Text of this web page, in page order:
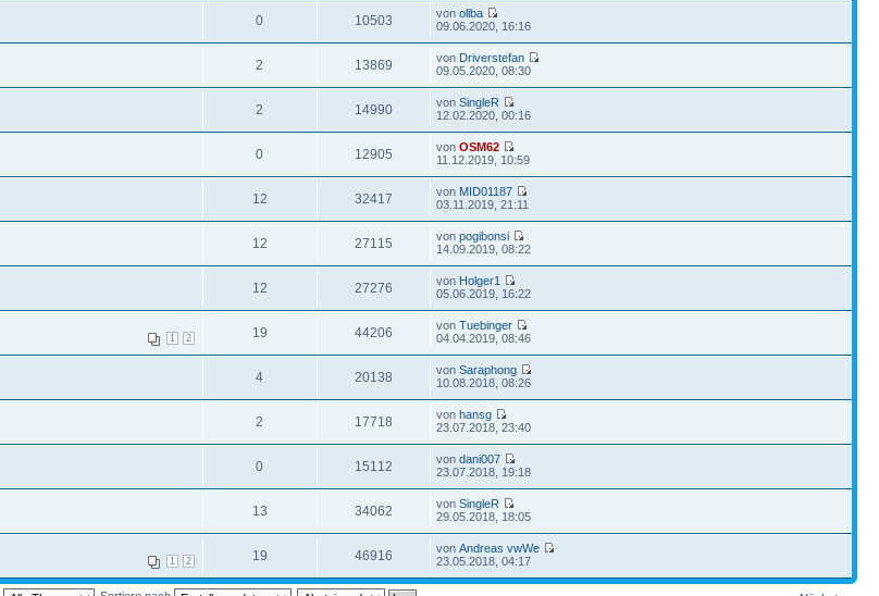
0 10503 vonoliba
09.06.2020, 16:16
2 13869 von Driverstefan
09.05.2020, 08:30
2 14990 vonSingleR
12.02.2020, 00:16
0 12905 vonOSM62
11.12.2019, 10:59
12 32417 von MID01187
03.11.2019, 21:11
12 27115 vonpogibonsi
14.09.2019, 08:22
12 27276 von Holger1
05.06.2019, 16:22
1 2 19 44206 vonTuebinger
04.04.2019, 08:46
4 20138 vonSaraphong
10.08.2018, 08:26
2 17718 vonhansg
23.07.2018, 23:40
0 15112 vondani007
23.07.2018, 19:18
13 34062 vonSingleR
29.05.2018, 18:05
1 2 19 46916 vonAndreas vwWe
23.05.2018, 04:17